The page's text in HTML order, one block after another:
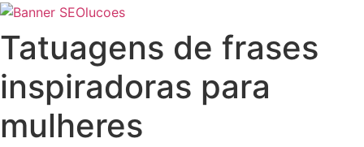
Tatuagens de frases
inspiradoras para
mulheres